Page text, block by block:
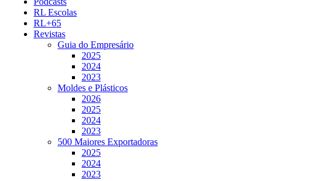
RL Escolas
RL+65
Revistas
Guia do Empresário
2025
2024
2023
Moldes e Plásticos
2026
2025
2024
2023
500 Maiores Exportadoras
2025
2024
2023